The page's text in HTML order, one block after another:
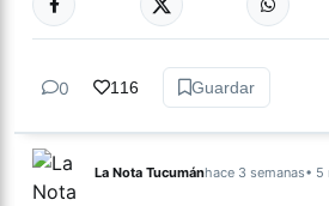
DIVERSIDAD
0 116 Guardar
La Nota Tucumánhace 3 semanas• 5